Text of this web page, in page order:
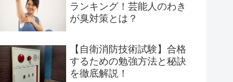
ランキング！芸能人のわき
が臭対策とは？
【自衛消防技術試験】合格
するための勉強方法と秘訣
を徹底解説！